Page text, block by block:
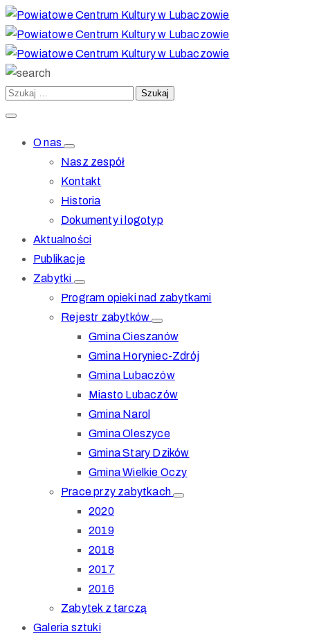
O nas
Nasz zespół
Kontakt
Historia
Dokumenty i logotyp
Aktualności
Publikacje
Zabytki
Program opieki nad zabytkami
Rejestr zabytków
Gmina Cieszanów
Gmina Horyniec-Zdrój
Gmina Lubaczów
Miasto Lubaczów
Gmina Narol
Gmina Oleszyce
Gmina Stary Dzików
Gmina Wielkie Oczy
Prace przy zabytkach
2020
2019
2018
2017
2016
Zabytek z tarczą
Galeria sztuki